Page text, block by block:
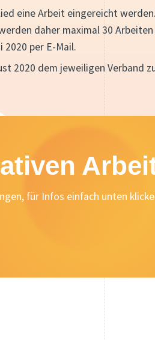
eine Arbeit eingereicht
daher maximal 30
2020 per E-Mail.
2020 dem jeweiligen Verband
für Infos einfach unten